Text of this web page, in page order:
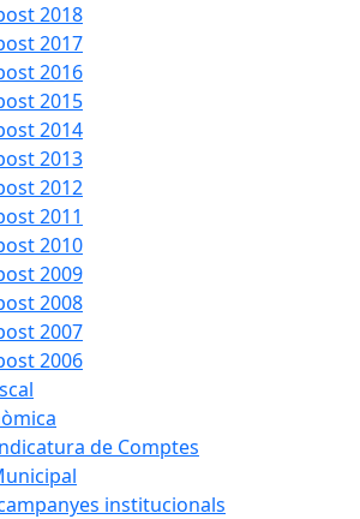
2018
2017
2016
2015
2014
2013
2012
2011
2010
2009
2008
2007
2006
de Comptes
institucionals